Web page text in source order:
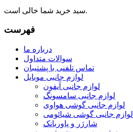
سبد خرید شما خالی است.
فهرست
درباره ما
سوالات متداول
تماس تلفنی با پشتیبان
لوازم جانبی موبایل
لوازم جانبی آیفون
لوازم جانبی سامسونگ
لوازم جانبی گوشی هواوی
لوازم جانبی گوشی شیائومی
شارژر و پاوربانک